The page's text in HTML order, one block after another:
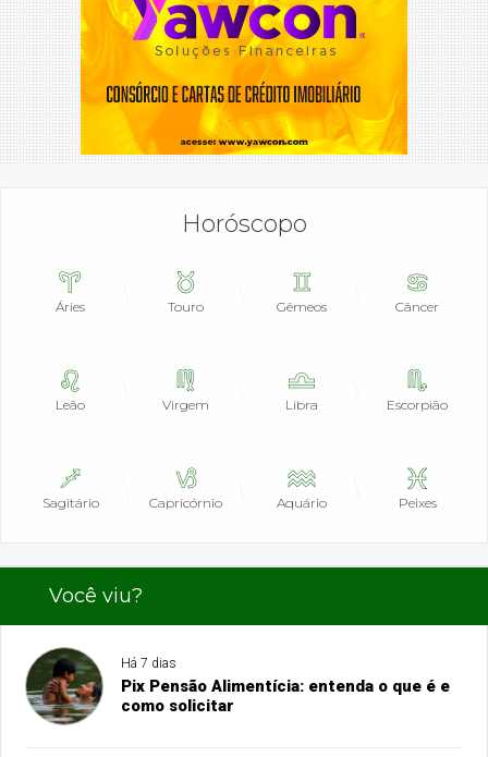
Horóscopo
Áries Touro Gêmeos Câncer
Leão Virgem Libra Escorpião
Sagitário Capricórnio Aquário Peixes
Você viu?
Há 7 dias
Pix Pensão Alimentícia: entenda o que é e
como solicitar